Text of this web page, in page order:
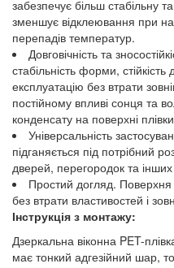
забезпечує більш стабільну
зменшує відклеювання при
перепадів температур.
Довговічність та
стабільність форми,
експлуатацію без втрати
постійному впливі сонця та
конденсату на поверхні
Універсальність
підганяється під потрібний
дверей, перегородок та
Простий догляд. Поверхня
без втрати властивостей і
Інструкція з монтажу:
Дзеркальна віконна PET-
має тонкий адгезійний шар,